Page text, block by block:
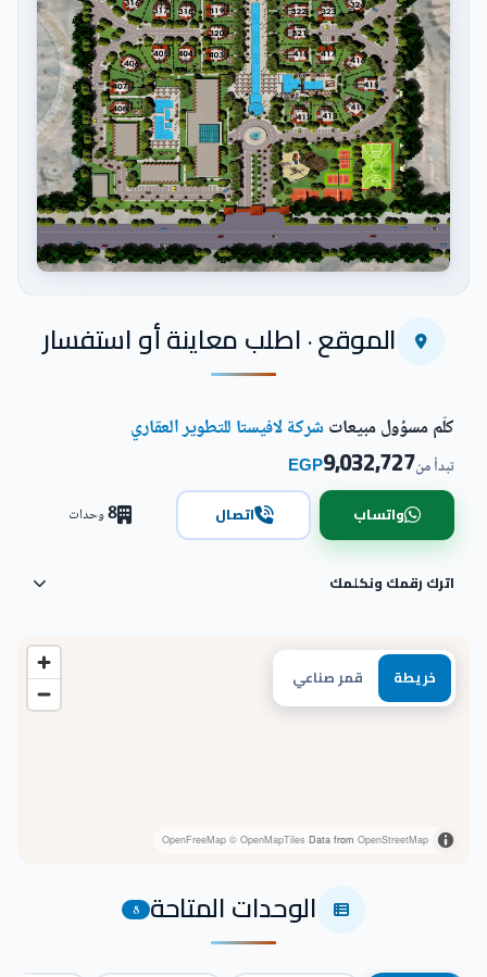
اضغط للتكبيرالموقع · اطلب معاينة أو استفسار
خريطة قمر صناعي
OpenFreeMap © OpenMapTiles Data from OpenStreetMap
كلّم مسؤول مبيعات شركة لافيستا للتطوير العقاري
تبدأ من9,032,727
EGP
واتساب اتصال 8وحدات
اترك رقمك ونكلمك
الوحدات المتاحة 8